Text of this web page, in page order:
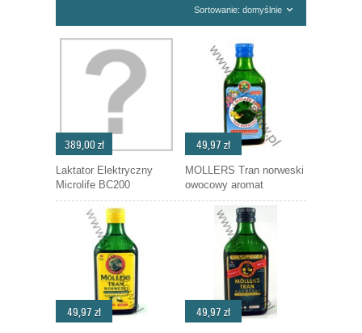
Sortowanie: domyślnie
389,00 zł
Laktator Elektryczny
Microlife BC200
49,97 zł
MOLLERS Tran norweski
owocowy aromat
49,97 zł 49,97 zł